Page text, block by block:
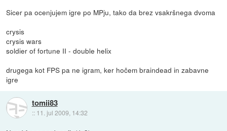
Sicer pa ocenjujem igre po MPju, tako da brez vsakršnega dvoma
crysis
crysis wars
soldier of fortune II - double helix
drugega kot FPS pa ne igram, ker hočem braindead in zabavne
igre
tomii83
:: 11. jul 2009, 14:32